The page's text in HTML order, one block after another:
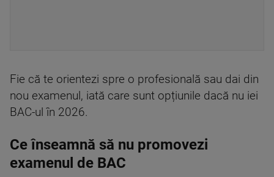
Fie că te orientezi spre o profesională sau dai din
nou examenul, iată care sunt opțiunile dacă nu iei
BAC-ul în 2026.
Ce înseamnă să nu promovezi
examenul de BAC